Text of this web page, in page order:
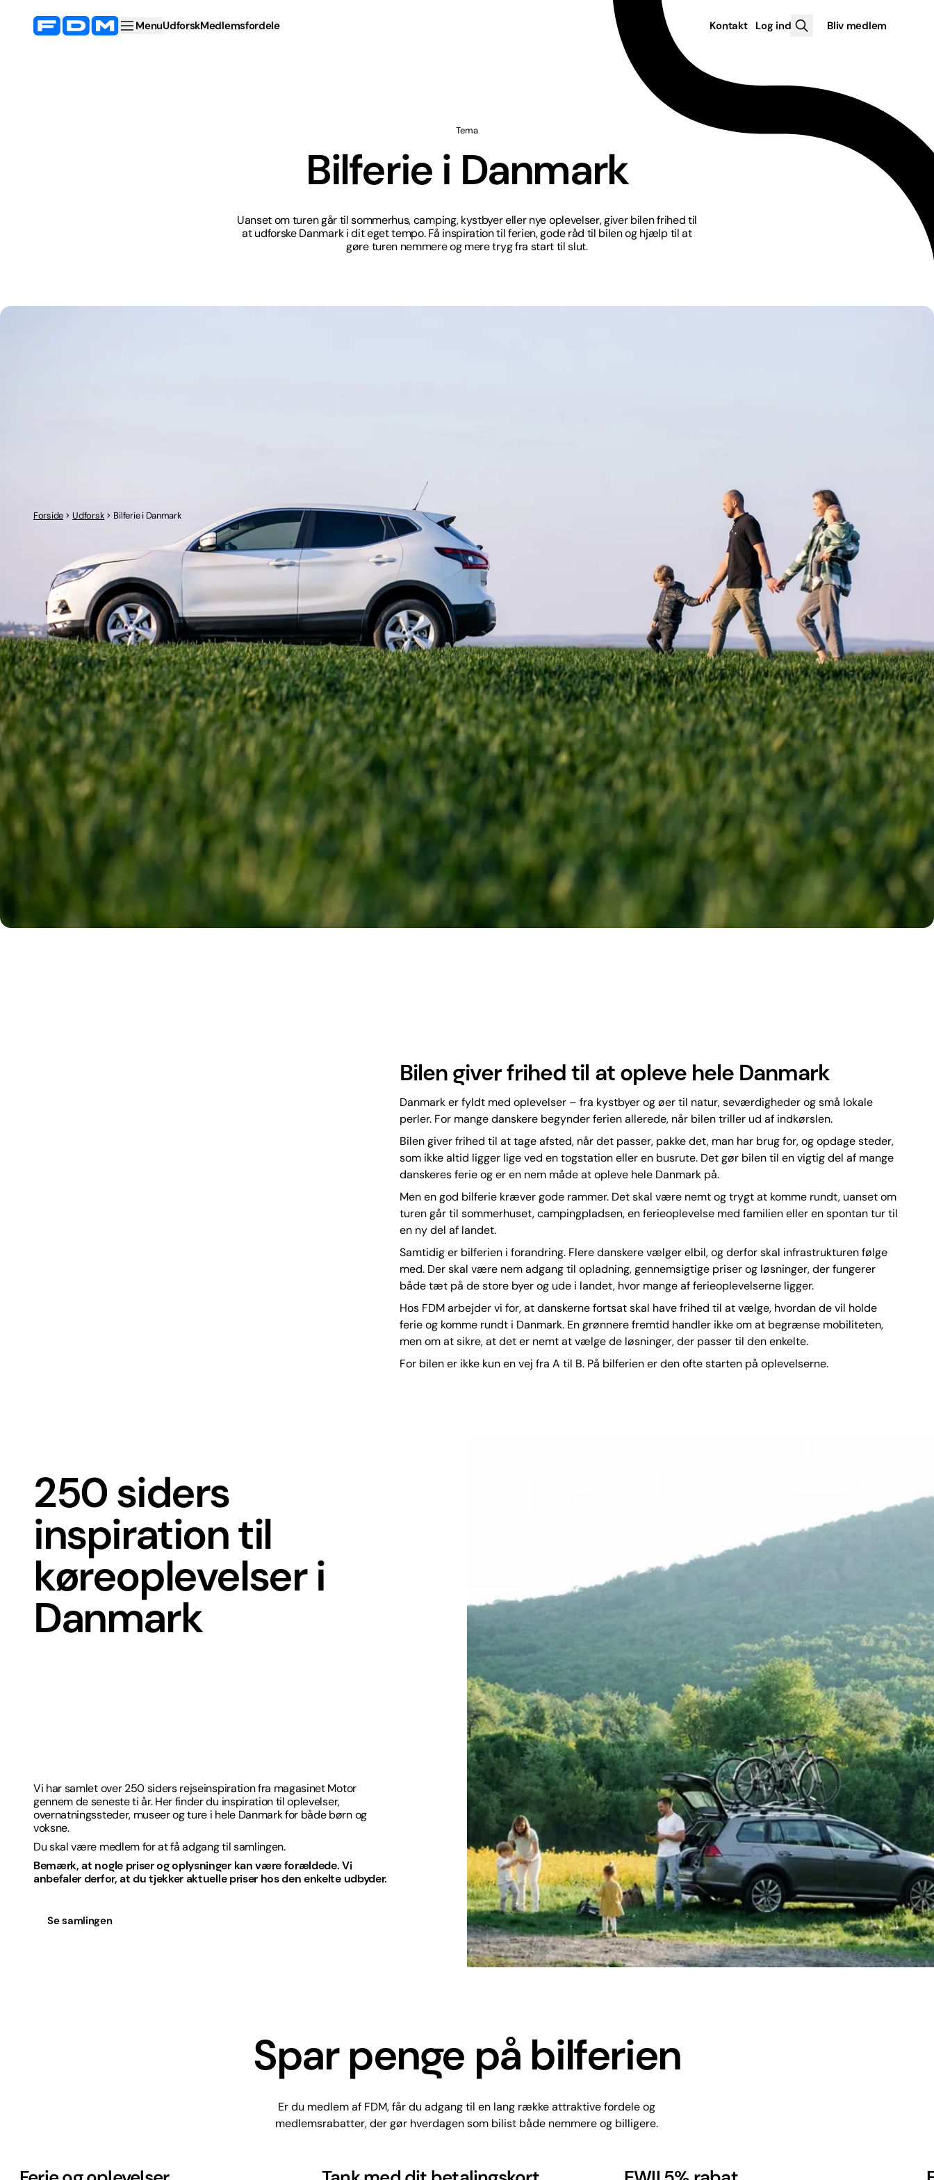
MenuUdforskMedlemsfordele Kontakt Log ind Bliv medlem
Bilferie i Danmark
Uanset om turen går til sommerhus, camping, kystbyer eller nye oplevelser, giver bilen frihed til
at udforske Danmark i dit eget tempo. Få inspiration til ferien, gode råd til bilen og hjælp til at
gøre turen nemmere og mere tryg fra start til slut.
Tema
Forside Udforsk Bilferie i Danmark
Bilen giver frihed til at opleve hele Danmark
Danmark er fyldt med oplevelser – fra kystbyer og øer til natur, seværdigheder og små lokale
perler. For mange danskere begynder ferien allerede, når bilen triller ud af indkørslen.
Bilen giver frihed til at tage afsted, når det passer, pakke det, man har brug for, og opdage steder,
som ikke altid ligger lige ved en togstation eller en busrute. Det gør bilen til en vigtig del af mange
danskeres ferie og er en nem måde at opleve hele Danmark på.
Men en god bilferie kræver gode rammer. Det skal være nemt og trygt at komme rundt, uanset om
turen går til sommerhuset, campingpladsen, en ferieoplevelse med familien eller en spontan tur til
en ny del af landet.
Samtidig er bilferien i forandring. Flere danskere vælger elbil, og derfor skal infrastrukturen følge
med. Der skal være nem adgang til opladning, gennemsigtige priser og løsninger, der fungerer
både tæt på de store byer og ude i landet, hvor mange af ferieoplevelserne ligger.
Hos FDM arbejder vi for, at danskerne fortsat skal have frihed til at vælge, hvordan de vil holde
ferie og komme rundt i Danmark. En grønnere fremtid handler ikke om at begrænse mobiliteten,
men om at sikre, at det er nemt at vælge de løsninger, der passer til den enkelte.
For bilen er ikke kun en vej fra A til B. På bilferien er den ofte starten på oplevelserne.
250 siders
inspiration til
køreoplevelser i
Danmark
Vi har samlet over 250 siders rejseinspiration fra magasinet Motor
gennem de seneste ti år. Her finder du inspiration til oplevelser,
overnatningssteder, museer og ture i hele Danmark for både børn og
voksne.
Du skal være medlem for at få adgang til samlingen.
Bemærk, at nogle priser og oplysninger kan være forældede. Vi
anbefaler derfor, at du tjekker aktuelle priser hos den enkelte udbyder.
Se samlingen
Spar penge på bilferien
Er du medlem af FDM, får du adgang til en lang række attraktive fordele og
medlemsrabatter, der gør hverdagen som bilist både nemmere og billigere.